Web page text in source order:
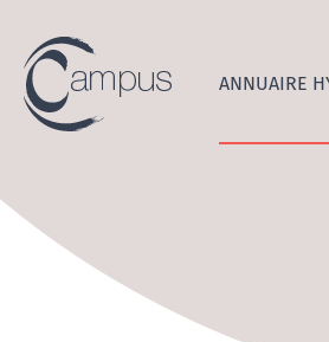
ANNUAIRE